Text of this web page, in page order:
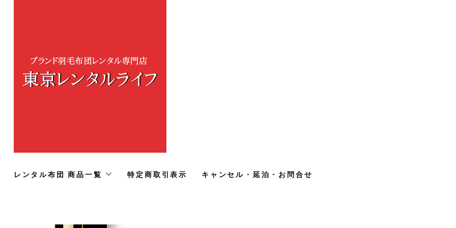
レンタル布団 商品一覧 特定商取引表示 キャンセル・延泊・お問合せ